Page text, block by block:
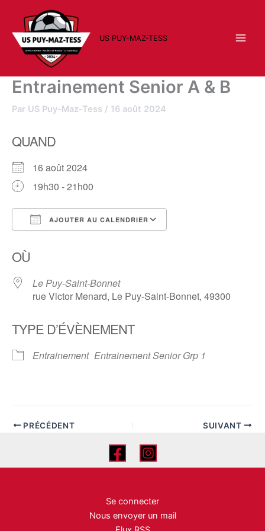
contenu
US PUY-MAZ-TESS
Entrainement Senior A & B
Par US Puy-Maz-Tess / 16 août 2024
QUAND
16 août 2024
19h30 - 21h00
AJOUTER AU CALENDRIER
OÙ
Le Puy-Saint-Bonnet
rue Victor Menard, Le Puy-Saint-Bonnet, 49300
TYPE D’ÉVÈNEMENT
Entrainement Entrainement Senior Grp 1
PRÉCÉDENT SUIVANT
Se connecter
Nous envoyer un mail